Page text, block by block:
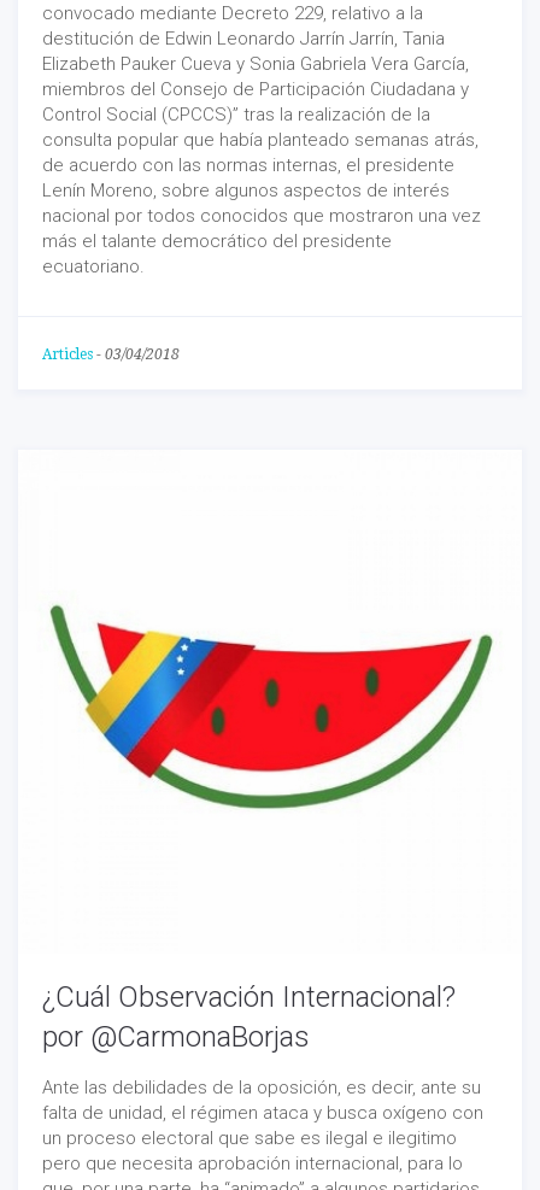
convocado mediante Decreto 229, relativo a la
destitución de Edwin Leonardo Jarrín Jarrín, Tania
Elizabeth Pauker Cueva y Sonia Gabriela Vera García,
miembros del Consejo de Participación Ciudadana y
Control Social (CPCCS)” tras la realización de la
consulta popular que había planteado semanas atrás,
de acuerdo con las normas internas, el presidente
Lenín Moreno, sobre algunos aspectos de interés
nacional por todos conocidos que mostraron una vez
más el talante democrático del presidente
ecuatoriano.
Articles - 03/04/2018
¿Cuál Observación Internacional?
por @CarmonaBorjas
Ante las debilidades de la oposición, es decir, ante su
falta de unidad, el régimen ataca y busca oxígeno con
un proceso electoral que sabe es ilegal e ilegitimo
pero que necesita aprobación internacional, para lo